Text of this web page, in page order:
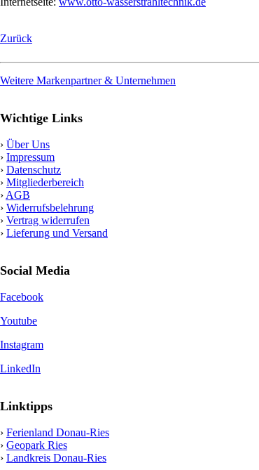
Zurück
Weitere Markenpartner & Unternehmen
Wichtige Links
› Über Uns
› Impressum
› Datenschutz
› Mitgliederbereich
› AGB
› Widerrufsbelehrung
› Vertrag widerrufen
› Lieferung und Versand
Social Media
Facebook
Youtube
Instagram
LinkedIn
Linktipps
› Ferienland Donau-Ries
› Geopark Ries
› Landkreis Donau-Ries